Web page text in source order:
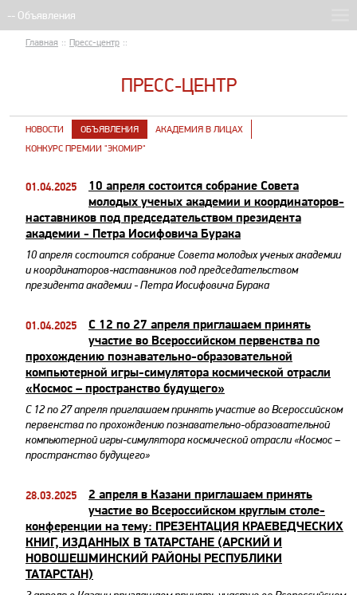
Главная :: Пресс-центр ::
ПРЕСС-ЦЕНТР
НОВОСТИ ОБЪЯВЛЕНИЯ
АКАДЕМИЯ В ЛИЦАХ
КОНКУРС ПРЕМИИ "ЭКОМИР"
01.04.2025
10 апреля состоится собрание Совета
молодых ученых академии и координаторов-
наставников под председательством президента
академии - Петра Иосифовича Бурака
10 апреля состоится собрание Совета молодых ученых академии
и координаторов-наставников под председательством
президента академии - Петра Иосифовича Бурака
01.04.2025
С 12 по 27 апреля ​приглашаем принять
участие во Всероссийском первенства по
прохождению познавательно-образовательной
компьютерной игры-симулятора космической отрасли
«Космос – пространство будущего»
С 12 по 27 апреля ​приглашаем принять участие во Всероссийском
первенства по прохождению познавательно-образовательной
компьютерной игры-симулятора космической отрасли «Космос –
пространство будущего»
28.03.2025
2 апреля в Казани приглашаем принять
участие во Всероссийском круглым столе-
конференции на тему: ПРЕЗЕНТАЦИЯ КРАЕВЕДЧЕСКИХ
КНИГ, ИЗДАННЫХ В ТАТАРСТАНЕ (АРСКИЙ И
НОВОШЕШМИНСКИЙ РАЙОНЫ РЕСПУБЛИКИ
ТАТАРСТАН)